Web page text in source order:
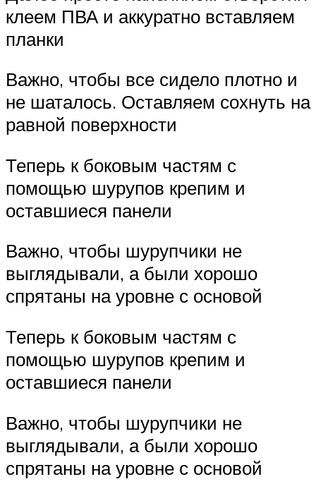
клеем ПВА и аккуратно вставляем
планки
Важно, чтобы все сидело плотно и
не шаталось. Оставляем сохнуть на
равной поверхности
Теперь к боковым частям с
помощью шурупов крепим и
оставшиеся панели
Важно, чтобы шурупчики не
выглядывали, а были хорошо
спрятаны на уровне с основой
Теперь к боковым частям с
помощью шурупов крепим и
оставшиеся панели
Важно, чтобы шурупчики не
выглядывали, а были хорошо
спрятаны на уровне с основой